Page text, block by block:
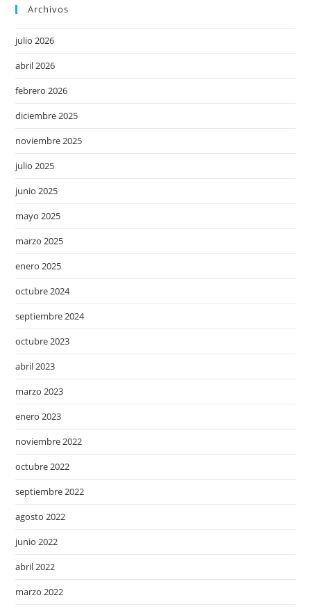
Archivos
julio 2026
abril 2026
febrero 2026
diciembre 2025
noviembre 2025
julio 2025
junio 2025
mayo 2025
marzo 2025
enero 2025
octubre 2024
septiembre 2024
octubre 2023
abril 2023
marzo 2023
enero 2023
noviembre 2022
octubre 2022
septiembre 2022
agosto 2022
junio 2022
abril 2022
marzo 2022